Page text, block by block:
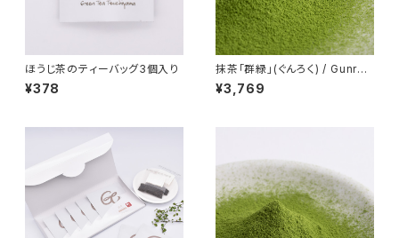
ほうじ茶のティーバッグ3個入り
¥378
抹茶「群緑」(ぐんろく) / Gunrok
u / 100ｇ
¥3,769